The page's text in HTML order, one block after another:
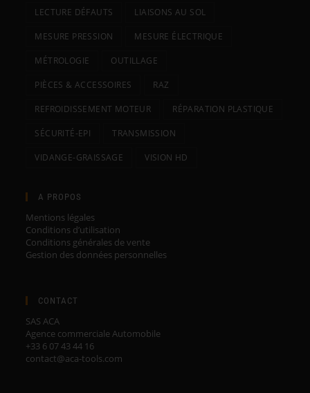
LECTURE DÉFAUTS LIAISONS AU SOL
MESURE PRESSION MESURE ÉLECTRIQUE
MÉTROLOGIE OUTILLAGE
PIÈCES & ACCESSOIRES RAZ
REFROIDISSEMENT MOTEUR RÉPARATION PLASTIQUE
SÉCURITÉ-EPI TRANSMISSION
VIDANGE-GRAISSAGE VISION HD
A PROPOS
Mentions légales
Conditions d’utilisation
Conditions générales de vente
Gestion des données personnelles
CONTACT
SAS ACA
Agence commerciale Automobile
+33 6 07 43 44 16
contact@aca-tools.com